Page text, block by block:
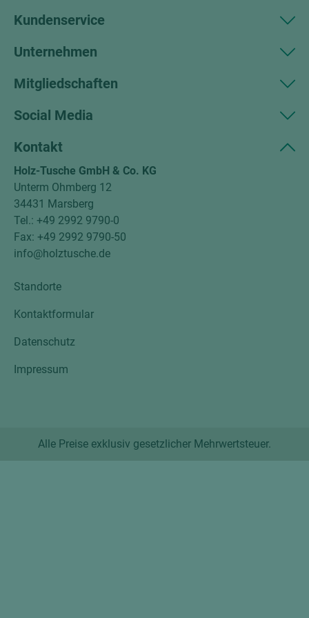
Kundenservice
Unternehmen
Mitgliedschaften
Social Media
Kontakt
Holz-Tusche GmbH & Co. KG
Unterm Ohmberg 12
34431 Marsberg
Tel.: +49 2992 9790-0
Fax: +49 2992 9790-50
info@holztusche.de
Standorte
Kontaktformular
Datenschutz
Impressum
Alle Preise exklusiv gesetzlicher Mehrwertsteuer.